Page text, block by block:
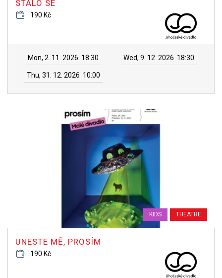
STALO SE
190 Kč
Mon, 2. 11. 2026 18:30 Wed, 9. 12. 2026 18:30
Thu, 31. 12. 2026 10:00
KIDS THEATRE
UNESTE MĚ, PROSÍM
190 Kč